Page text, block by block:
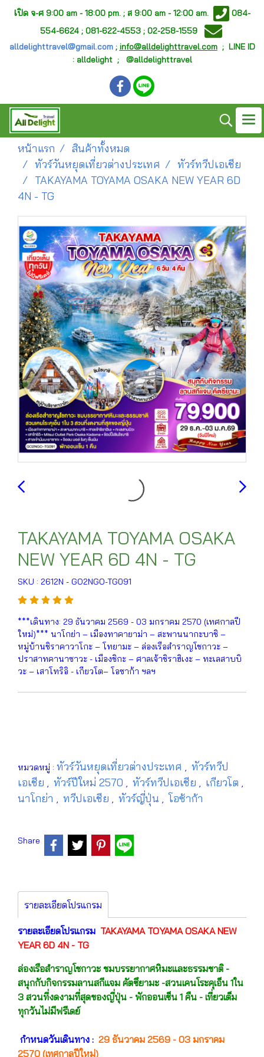
เปิด จ-ศ 9:00 am - 18:00 pm. ; ส 9:00 am - 12:00 am.
084-
554-6624 ; 081-622-4553 ; 02-258-1559
alldelighttravel@gmail.com; info@alldelighttravel.com; LINE ID
: alldelight ; @alldelighttravel
หน้าแรก
สินค้าทั้งหมด
ทัวร์วันหยุดเที่ยวต่างประเทศ
ทัวร์ทวีปเอเชีย
TAKAYAMA TOYAMA OSAKA NEW YEAR 6D
4N - TG
TAKAYAMA TOYAMA OSAKA
NEW YEAR 6D 4N - TG
SKU : 2612N - GO2NGO-TG091
***เดินทาง: 29 ธันวาคม 2569 - 03 มกราคม 2570 (เทศกาลปี
ใหม่)*** นาโกย่า – เมืองทาคายาม่า – สะพานนากะบาชิ –
หมู่บ้านชิราคาวาโกะ – โทยามะ – ล่องเรือสำราญโชกาวะ –
ปราสาทคานาซาวะ - เมืองชิกะ – ศาลเจ้าชิราฮิเงะ – ทะเลสาบบิ
วะ – เสาโทริอิ - เกียวโต– โอซาก้า ฯลฯ
หมวดหมู่ : ทัวร์วันหยุดเที่ยวต่างประเทศ , ทัวร์ทวีป
เอเชีย , ทัวร์ปีใหม่ 2570 , ทัวร์ทวีปเอเชีย , เกียวโต ,
นาโกย่า , ทวีปเอเชีย , ทัวร์ญี่ปุ่น , โอซ้าก้า
Share
รายละเอียดโปรแกรม
รายละเอียดโปรแกรม TAKAYAMA TOYAMA OSAKA NEW
YEAR 6D 4N - TG
ล่องเรือสำราญโชกาวะ ชมบรรยากาศหิมะและธรรมชาติ -
สนุกกับกิจกรรมลานสกีแจม คัตซึยามะ -สวนเคนโระคุเอ็น 1ใน
3 สวนที่งดงามที่สุดของญี่ปุ่น - พักออนเซ็น 1 คืน - เที่ยวเต็ม
ทุกวันไม่มีฟรีเดย์
กำหนดวันเดินทาง : 29 ธันวาคม 2569 - 03 มกราคม
2570 (เทศกาลปีใหม่)